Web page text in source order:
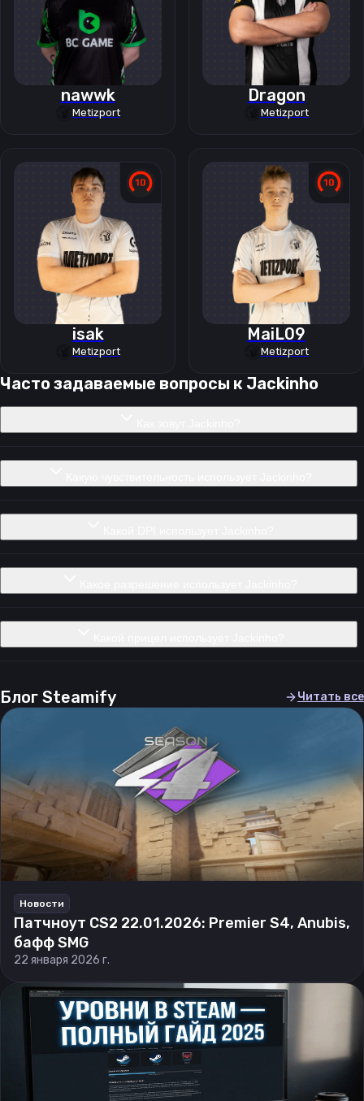
nawwk
Metizport
Dragon
Metizport
isak
Metizport
MaiL09
Metizport
Часто задаваемые вопросы к Jackinho
Блог Steamify Читать все
Новости
Патчноут CS2 22.01.2026: Premier S4, Anubis,
бафф SMG
22 января 2026 г.